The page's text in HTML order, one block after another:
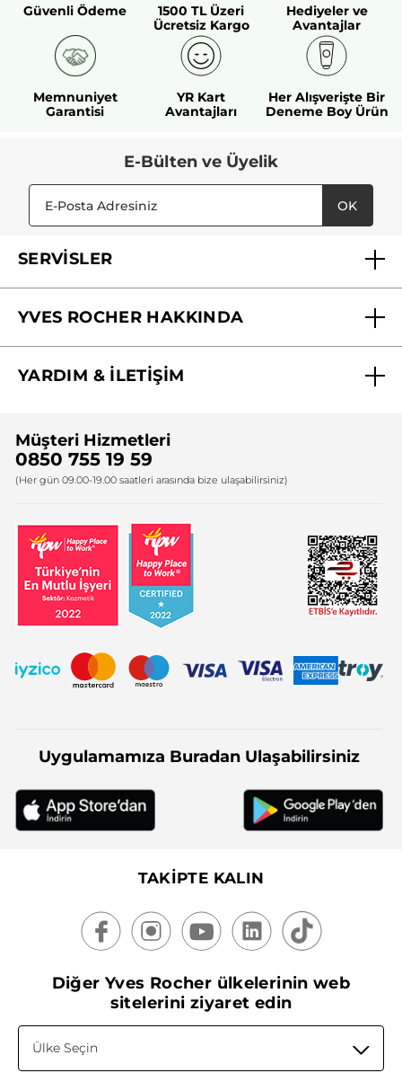
Güvenli Ödeme
1500 TL Üzeri
Ücretsiz Kargo
Hediyeler ve
Avantajlar
Memnuniyet
Garantisi
YR Kart
Avantajları
Her Alışverişte Bir
Deneme Boy Ürün
E-Bülten ve Üyelik
OK
SERVİSLER
YVES ROCHER HAKKINDA
Yves Rocher Vakfı
YARDIM & İLETİŞİM
Bize Ulaşın
Firma Bilgileri
Müşteri Hizmetleri
0850 755 19 59
(Her gün 09.00-19.00 saatleri arasında bize ulaşabilirsiniz)
Uygulamamıza Buradan Ulaşabilirsiniz
TAKİPTE KALIN
Diğer Yves Rocher ülkelerinin web
sitelerini ziyaret edin
Ülke Seçin